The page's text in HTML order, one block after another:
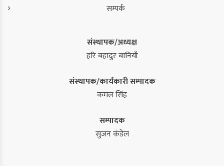
सम्पर्क
संस्थापक/अध्यक्ष
हरि बहादुर बानियाँ
संस्थापक/कार्यकारी सम्पादक
कमल सिंह
सम्पादक
सुजन कंडेल